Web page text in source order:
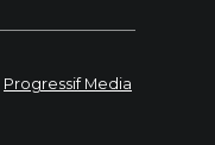
Progressif Media